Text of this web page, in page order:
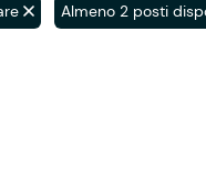
Almeno 2 posti